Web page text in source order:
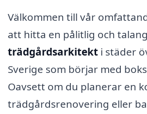
Välkommen till vår
att hitta en pålitlig och
trädgårdsarkitekt i städer
Sverige som börjar med
Oavsett om du planerar en
trädgårdsrenovering eller